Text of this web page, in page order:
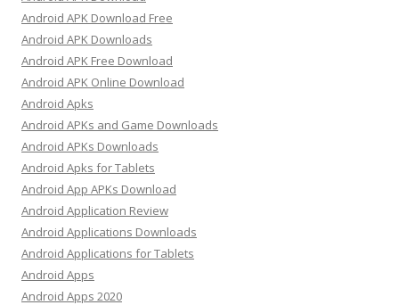
Android APK Download Free
Android APK Downloads
Android APK Free Download
Android APK Online Download
Android Apks
Android APKs and Game Downloads
Android APKs Downloads
Android Apks for Tablets
Android App APKs Download
Android Application Review
Android Applications Downloads
Android Applications for Tablets
Android Apps
Android Apps 2020